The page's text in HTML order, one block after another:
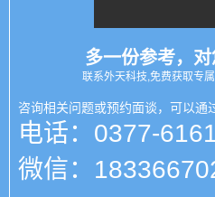
多一份参考，对
联系外天科技,免费获取专
咨询相关问题或预约面谈，可以通
电话：0377-
微信：